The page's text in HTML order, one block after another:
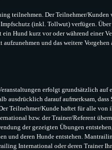
teilnehmen. Der Teilnehmer/Kunden
(inkl. Tollwut) verfügen.
ein Hund kurz vor oder während einer
und das weitere
erfolgt grundsätzlich auf
ausdrücklich darauf aufmerksam,
Teilnehmer/Kunde haftet für alle von
bzw. der Trainer/Referent
der gezeigten Übungen
und deren Hunde entstehen.
International oder deren Trainer